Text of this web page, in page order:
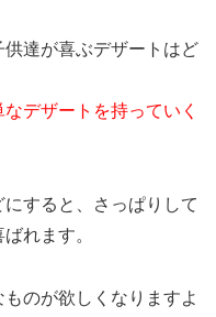
達が喜ぶデザートはど
デザートを持っていく
すると、さっぱりして
れます。
のが欲しくなりますよ